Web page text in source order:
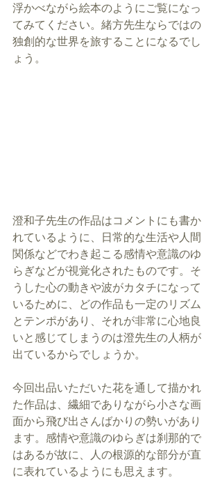
浮かべながら絵本のようにご覧になっ
てみてください。緒方先生ならではの
独創的な世界を旅することになるでし
ょう。
澄和子先生の作品はコメントにも書か
れているように、日常的な生活や人間
関係などでわき起こる感情や意識のゆ
らぎなどが視覚化されたものです。そ
うした心の動きや波がカタチになって
いるために、どの作品も一定のリズム
とテンポがあり、それが非常に心地良
いと感じてしまうのは澄先生の人柄が
出ているからでしょうか。
今回出品いただいた花を通して描かれ
た作品は、繊細でありながら小さな画
面から飛び出さんばかりの勢いがあり
ます。感情や意識のゆらぎは刹那的で
はあるが故に、人の根源的な部分が直
に表れているようにも思えます。